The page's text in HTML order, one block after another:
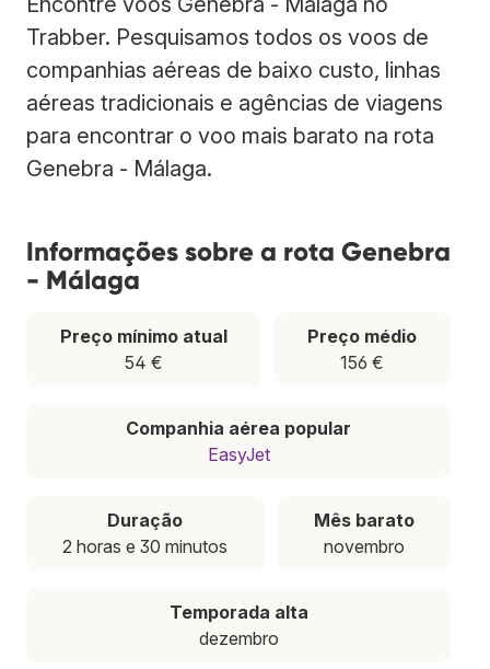
Trabber. Pesquisamos todos os voos de
companhias aéreas de baixo custo, linhas
aéreas tradicionais e agências de viagens
para encontrar o voo mais barato na rota
Genebra - Málaga.
Informações sobre a rota Genebra
- Málaga
Preço mínimo atual
54 €
Preço médio
156 €
Companhia aérea popular
EasyJet
Duração
2 horas e 30 minutos
Mês barato
novembro
Temporada alta
dezembro